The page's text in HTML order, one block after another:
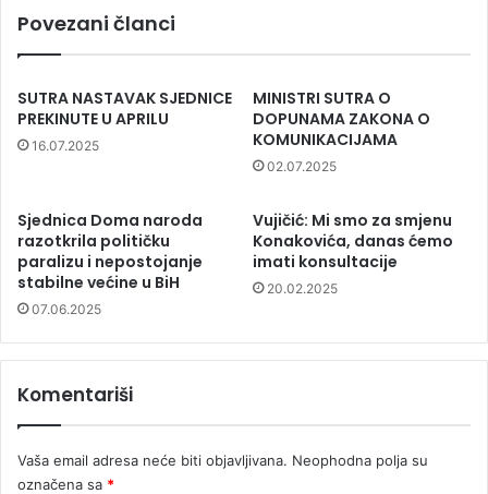
Povezani članci
SUTRA NASTAVAK SJEDNICE
PREKINUTE U APRILU
16.07.2025
MINISTRI SUTRA O
DOPUNAMA ZAKONA O
KOMUNIKACIJAMA
02.07.2025
Sjednica Doma naroda
razotkrila političku
paralizu i nepostojanje
stabilne većine u BiH
07.06.2025
Vujičić: Mi smo za smjenu
Konakovića, danas ćemo
imati konsultacije
20.02.2025
Komentariši
Vaša email adresa neće biti objavljivana. Neophodna polja su
označena sa *